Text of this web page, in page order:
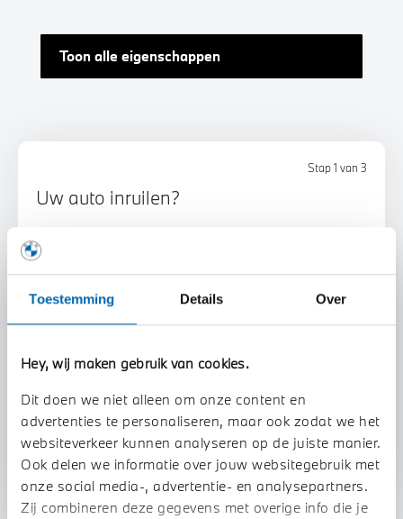
Toestemming Details Over
Hey, wij maken gebruik van cookies.
Dit doen we niet alleen om onze content en
advertenties te personaliseren, maar ook zodat we het
websiteverkeer kunnen analyseren op de juiste manier.
Ook delen we informatie over jouw websitegebruik met
onze social media-, advertentie- en analysepartners.
Zij combineren deze gegevens met overige info die je
Stap 1 van 3
Uw auto inruilen?
Voorstel aanvragen
U vertelt meer over uw auto
We verrekenen de waarde van uw auto
Toon alle eigenschappen